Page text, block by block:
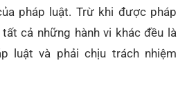
pháp luật. Trừ khi được pháp
cả những hành vi khác đều là
luật và phải chịu trách nhiệm